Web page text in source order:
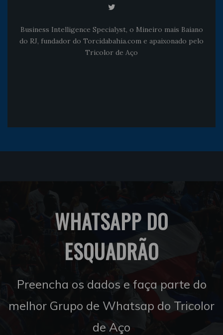
Business Intelligence Specialyst, o Mineiro mais Baiano
do RJ, fundador do Torcidabahia.com e apaixonado pelo
Tricolor de Aço
WHATSAPP DO
ESQUADRÃO
Preencha os dados e faça parte do
melhor Grupo de Whatsap do Tricolor
de Aço